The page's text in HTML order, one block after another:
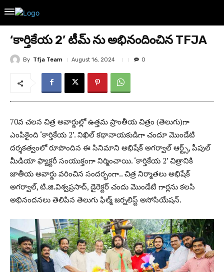
‘కార్తికేయ 2’ టీమ్ ను అభినందించిన TFJA
By Tfja Team August 16, 2024 0
70వ చలన చిత్ర అవార్డుల్లో ఉత్తమ ప్రాంతీయ చిత్రం (తెలుగు)గా
ఎంపికైంది ‘కార్తికేయ 2’. నిఖిల్ కథానాయకుడిగా చందూ మొండేటి
దర్శకత్వంలో రూపొందిన ఈ సినిమాని అభిషేక్ అగర్వాల్ ఆర్ట్స్, పీపుల్
మీడియా ఫ్యాక్టరీ సంయుక్తంగా నిర్మించాయి. ‘కార్తికేయ 2’ చిత్రానికి
జాతీయ అవార్డు వరించిన సందర్భంగా.. చిత్ర నిర్మాతలు అభిషేక్
అగర్వాల్, టి.జి.విశ్వప్రసాద్, డైరెక్టర్ చందు మొండేటి గార్లను కలసి
అభినందనలు తెలిపిన తెలుగు ఫిల్మ్ జర్నలిస్ట్ అసోసియేషన్.